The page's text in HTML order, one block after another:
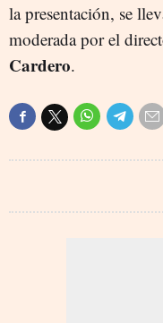
la presentación, se
moderada por el
Cardero.